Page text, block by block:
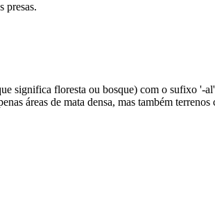
presas.
significa floresta ou bosque) com o sufixo '-
áreas de mata densa, mas também